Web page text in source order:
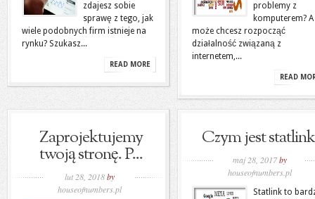
zdajesz sobie
sprawę z tego, jak
wiele podobnych firm istnieje na
rynku? Szukasz...
READ MORE
problemy z
komputerem? A
może chcesz rozpocząć
działalność związaną z
internetem,...
READ
Zaprojektujemy
twoją stronę. P...
lut 28, 2018by
houseofnumbers.pl
Czym jest
maj 28, 2017by
houseofnumbers.pl
Statlink to